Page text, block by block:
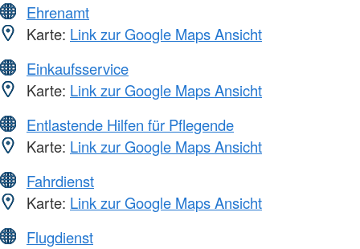
Ehrenamt
Karte: Link zur Google Maps Ansicht
Einkaufsservice
Karte: Link zur Google Maps Ansicht
Entlastende Hilfen für Pflegende
Karte: Link zur Google Maps Ansicht
Fahrdienst
Karte: Link zur Google Maps Ansicht
Flugdienst